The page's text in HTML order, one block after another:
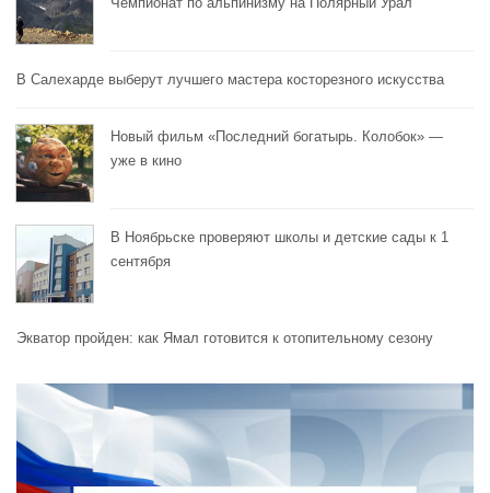
В Салехарде выберут лучшего мастера косторезного искусства
Новый фильм «Последний богатырь. Колобок» —
уже в кино
В Ноябрьске проверяют школы и детские сады к 1
сентября
Экватор пройден: как Ямал готовится к отопительному сезону